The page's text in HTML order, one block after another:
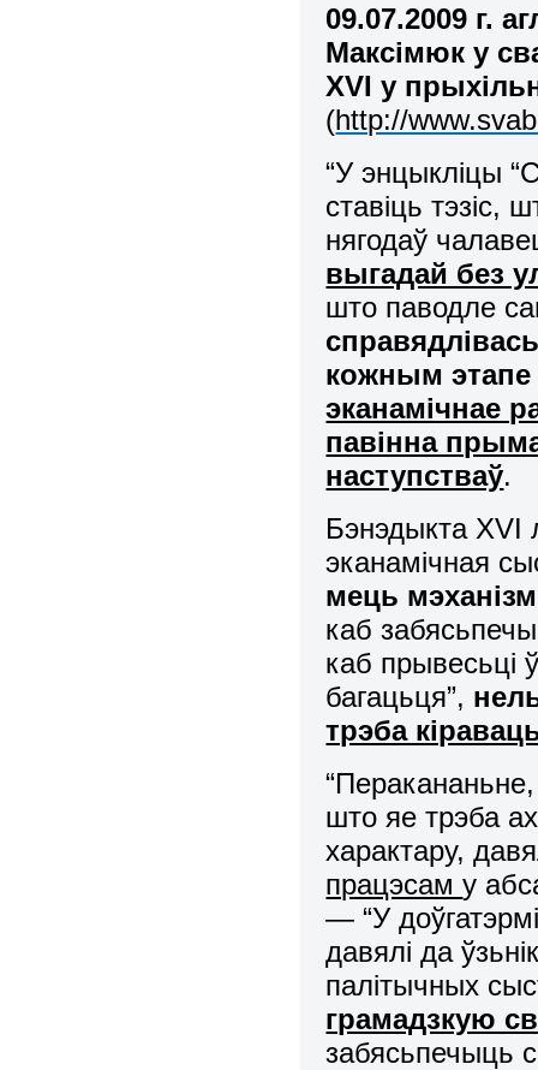
09.07.2009 г.
Максімюк у
XVI у
(http://
“У энцыкліцы
ставіць тэзіс,
нягодаў
выгадай без
што паводле
кожным этапе
эканамічнае
павінна
наступстваў.
Бэнэдыкта XVI
эканамічная
мець
каб
каб прывесьці
багацьця”,
трэба
што яе трэба
характару,
працэсаму
— “У
давялі да
палітычных
грамадзкую
забясьпечыць